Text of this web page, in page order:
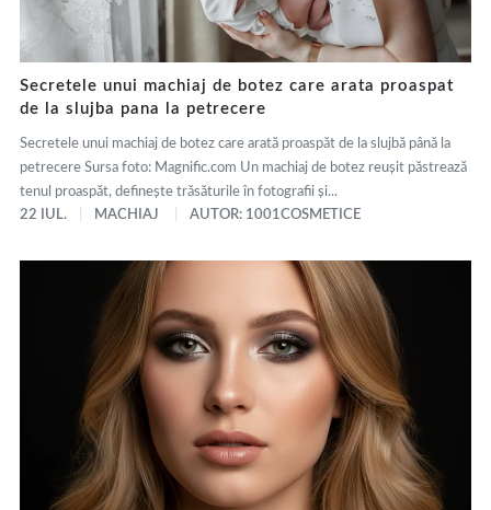
Secretele unui machiaj de botez care arata proaspat
de la slujba pana la petrecere
Secretele unui machiaj de botez care arată proaspăt de la slujbă până la
petrecere Sursa foto: Magnific.com Un machiaj de botez reușit păstrează
tenul proaspăt, definește trăsăturile în fotografii și...
22 IUL.
MACHIAJ AUTOR: 1001COSMETICE